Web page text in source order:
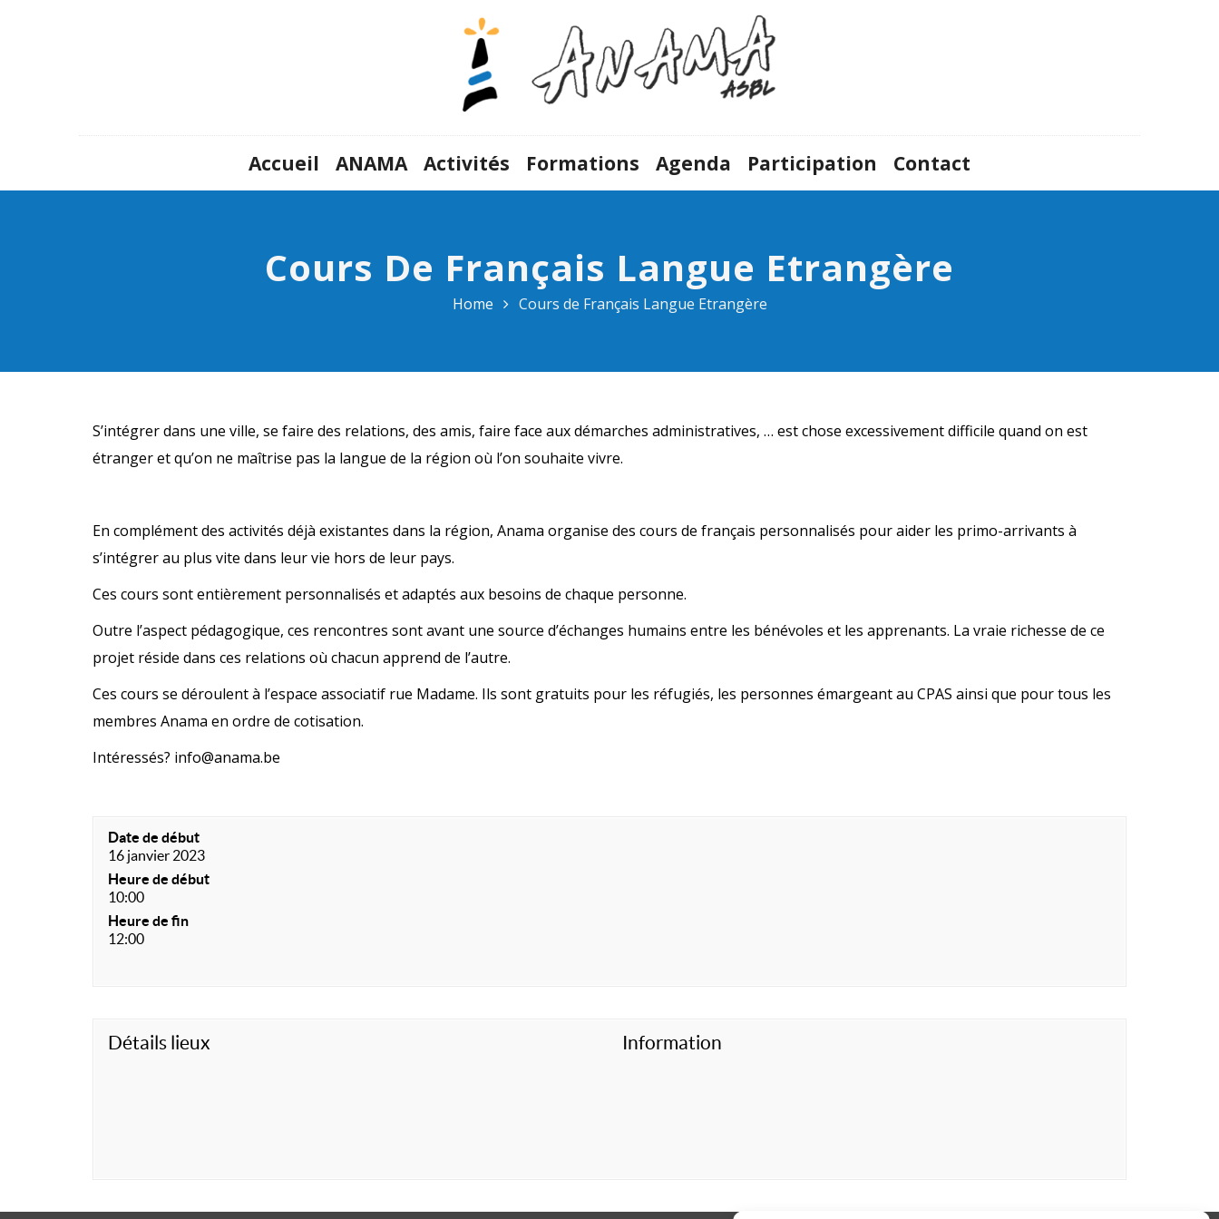
Accueil ANAMA Activités Formations Agenda Participation Contact
Cours De Français Langue Etrangère
Home Cours de Français Langue Etrangère
S’intégrer dans une ville, se faire des relations, des amis, faire face aux démarches administratives, … est chose excessivement difficile quand on est
étranger et qu’on ne maîtrise pas la langue de la région où l’on souhaite vivre.
En complément des activités déjà existantes dans la région, Anama organise des cours de français personnalisés pour aider les primo-arrivants à
s’intégrer au plus vite dans leur vie hors de leur pays.
Ces cours sont entièrement personnalisés et adaptés aux besoins de chaque personne.
Outre l’aspect pédagogique, ces rencontres sont avant une source d’échanges humains entre les bénévoles et les apprenants. La vraie richesse de ce
projet réside dans ces relations où chacun apprend de l’autre.
Ces cours se déroulent à l’espace associatif rue Madame. Ils sont gratuits pour les réfugiés, les personnes émargeant au CPAS ainsi que pour tous les
membres Anama en ordre de cotisation.
Intéressés? info@anama.be
Date de début
16 janvier 2023
Heure de début
10:00
Heure de fin
12:00
Détails lieux Information